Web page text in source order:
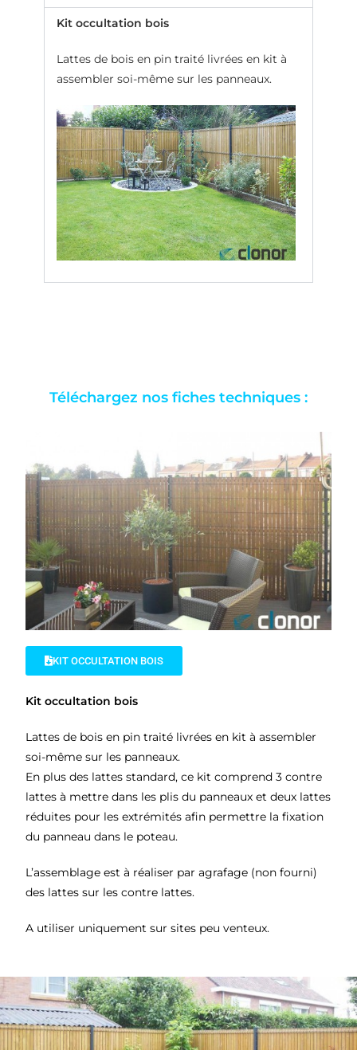
Kit occultation bois
Lattes de bois en pin traité livrées en kit à
assembler soi-même sur les panneaux.
Téléchargez nos fiches techniques :
KIT OCCULTATION BOIS
Kit occultation bois
Lattes de bois en pin traité livrées en kit à assembler
soi-même sur les panneaux.
En plus des lattes standard, ce kit comprend 3 contre
lattes à mettre dans les plis du panneaux et deux lattes
réduites pour les extrémités afin permettre la fixation
du panneau dans le poteau.
L’assemblage est à réaliser par agrafage (non fourni)
des lattes sur les contre lattes.
A utiliser uniquement sur sites peu venteux.